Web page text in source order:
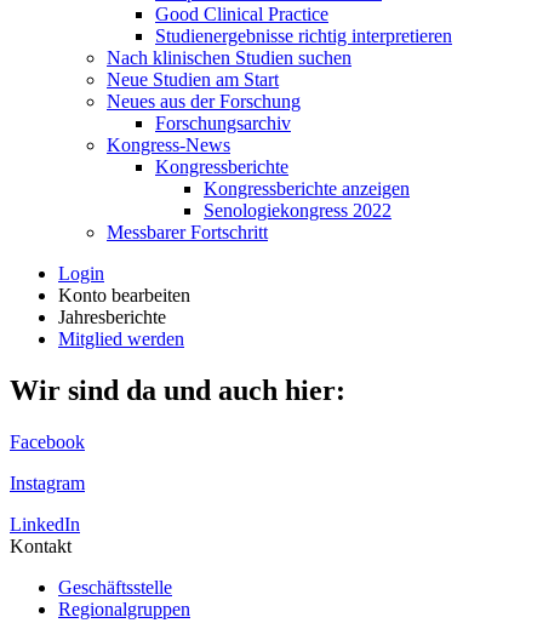
Good Clinical Practice
Studienergebnisse richtig interpretieren
Nach klinischen Studien suchen
Neue Studien am Start
Neues aus der Forschung
Forschungsarchiv
Kongress-News
Kongressberichte
Kongressberichte anzeigen
Senologiekongress 2022
Messbarer Fortschritt
Login
Konto bearbeiten
Jahresberichte
Mitglied werden
Wir sind da und auch hier:
Facebook
Instagram
LinkedIn
Kontakt
Geschäftsstelle
Regionalgruppen